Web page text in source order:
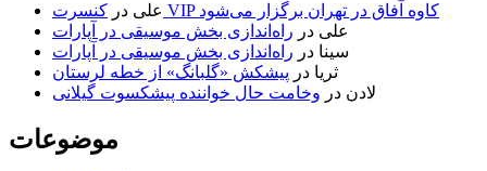
علی در
کنسرت VIP کاوه آفاق در تهران برگزار می‌شود
علی در راه‌اندازی بخش موسیقی در آپارات
سینا در راه‌اندازی بخش موسیقی در آپارات
ثریا در پیشکش «گلبانگ» از خطه لرستان
لادن در وخامت حال خواننده پیشکسوت گیلانی
موضوعات